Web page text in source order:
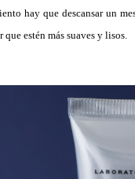
hay que descansar un
estén más suaves y lisos.